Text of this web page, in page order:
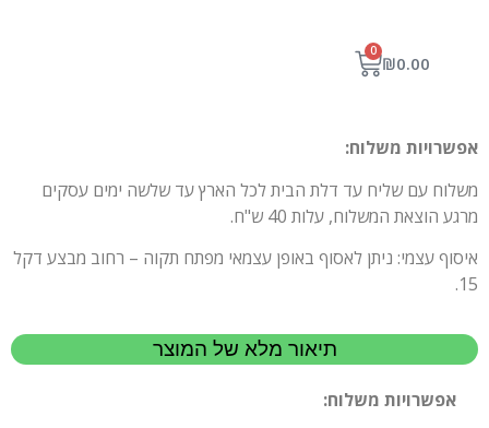
₪0.00
0
אפשרויות משלוח:
משלוח עם שליח עד דלת הבית לכל הארץ עד שלשה ימים עסקים
מרגע הוצאת המשלוח, עלות 40 ש"ח.
איסוף עצמי: ניתן לאסוף באופן עצמאי מפתח תקוה – רחוב מבצע דקל
15.
תיאור מלא של המוצר
אפשרויות משלוח: